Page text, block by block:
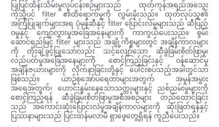
ပြုပြင်ထိန်းသိမ်းမှုလုပ်ငန်းစဉ်များသည် ထုတ်ကုန်အရည်အသွေး
ကဲ့သို့ပင် filter ၏ထိရောက်မှုကို လွှမ်းမိုးသည်။ ထုတ်လုပ်သူ၏
အကြံပြုချက်များအရ ပုံမှန်ဆီနှင့် filter ပြောင်းလဲမှုများသည် ဆီပြည့်
ဝမှုနှင့် ကျော်လွှားမှုအခြေအနေများကို ကာကွယ်ပေးသည်။ စွမ်း
ဆောင်ရည်မြင့် filter များသည် အချို့ကိစ္စများတွင် အချိန်ကာလများ
ကို တိုးချဲ့ခွင့်ပြုသော်လည်း သင့်လျော်သော ဆီခွဲခြမ်းစိတ်ဖြာမှု၊
လည်ပတ်မှုအခြေအနေများကို စောင့်ကြည့်ခြင်းနှင့် ဝန်ဆောင်မှု
အချိန်ဇယားများကို လိုက်နာခြင်းတို့နှင့် ပေါင်းစပ်သည့်အခါတွင်သာ
ဖြစ်သည်။ ယာဉ်စုအော်ပရေတာများအတွက် အမှုန်အမွှား
အရေအတွက်၊ ဟောင်းနွမ်းနေသောသတ္တုများနှင့် ညစ်ညမ်းမှုများကို
စောင့်ကြည့်ရန် ဆီခွဲခြမ်းစိတ်ဖြာမှုအစီအစဉ်များ တည်ထောင်ခြင်း
သည် အကောင်းဆုံးပြောင်းလဲမှုအချိန်ကာလများကို ဆုံးဖြတ်ရန်နှင့်
ပြဿနာများသည် ပြင်းထန်မလာမီ ရှာဖွေတွေ့ရှိရန် ကူညီပေးသည်။